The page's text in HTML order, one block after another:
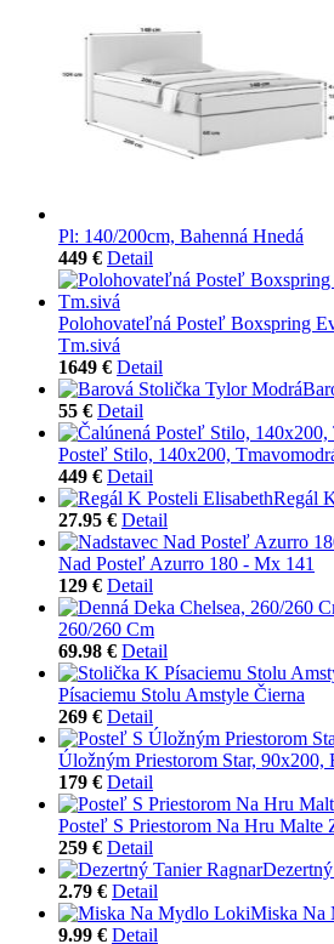
Pl: 140/200cm, Bahenná Hnedá
449 € Detail
Polohovateľná Posteľ Boxspring
Tm.sivá
1649 € Detail
55 € Detail
Posteľ Stilo, 140x200,
449 € Detail
Regál
27.95 € Detail
Nad Posteľ Azurro 180 - Mx 141
129 € Detail
260/260 Cm
69.98 € Detail
Písaciemu Stolu Amstyle Čierna
269 € Detail
Úložným Priestorom Star, 90x200,
179 € Detail
Posteľ S Priestorom Na Hru Malte
259 € Detail
2.79 € Detail
Miska Na
9.99 € Detail